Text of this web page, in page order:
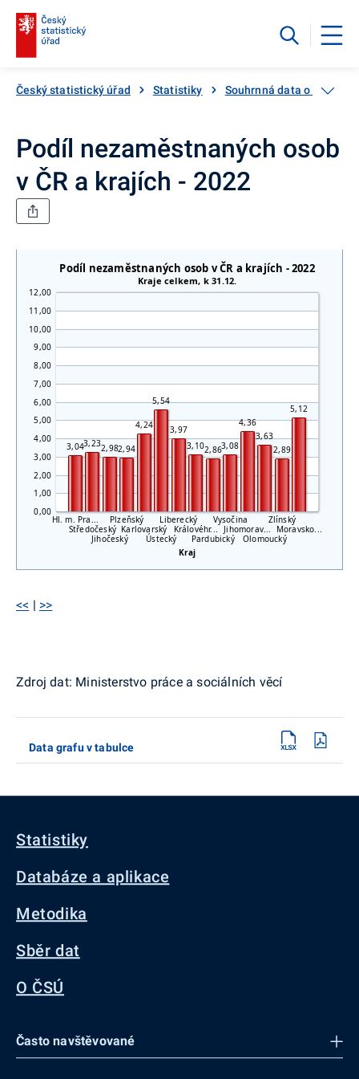
Český statistický úřad Statistiky Souhrnná data o Česku
Podíl nezaměstnaných osob
v ČR a krajích - 2022
Hl. m. Pra...
Středočeský
Jihočeský
Plzeňský
Karlovarský
Ústecký
Liberecký
Královéhr...
Pardubický
Vysočina
Jihomorav...
Olomoucký
Zlínský
Moravsko...
0,00
1,00
2,00
3,00
4,00
5,00
6,00
7,00
8,00
9,00
10,00
11,00
12,00
Kraj
3,043,232,982,94
4,24
5,54
3,97
3,102,863,08
4,36
3,63
2,89
5,12
Podíl nezaměstnaných osob v ČR a krajích - 2022
Kraje celkem, k 31.12.
<< | >>
Zdroj dat: Ministerstvo práce a sociálních věcí
Data grafu v tabulce
Statistiky
Databáze a aplikace
Metodika
Sběr dat
O ČSÚ
Často navštěvované